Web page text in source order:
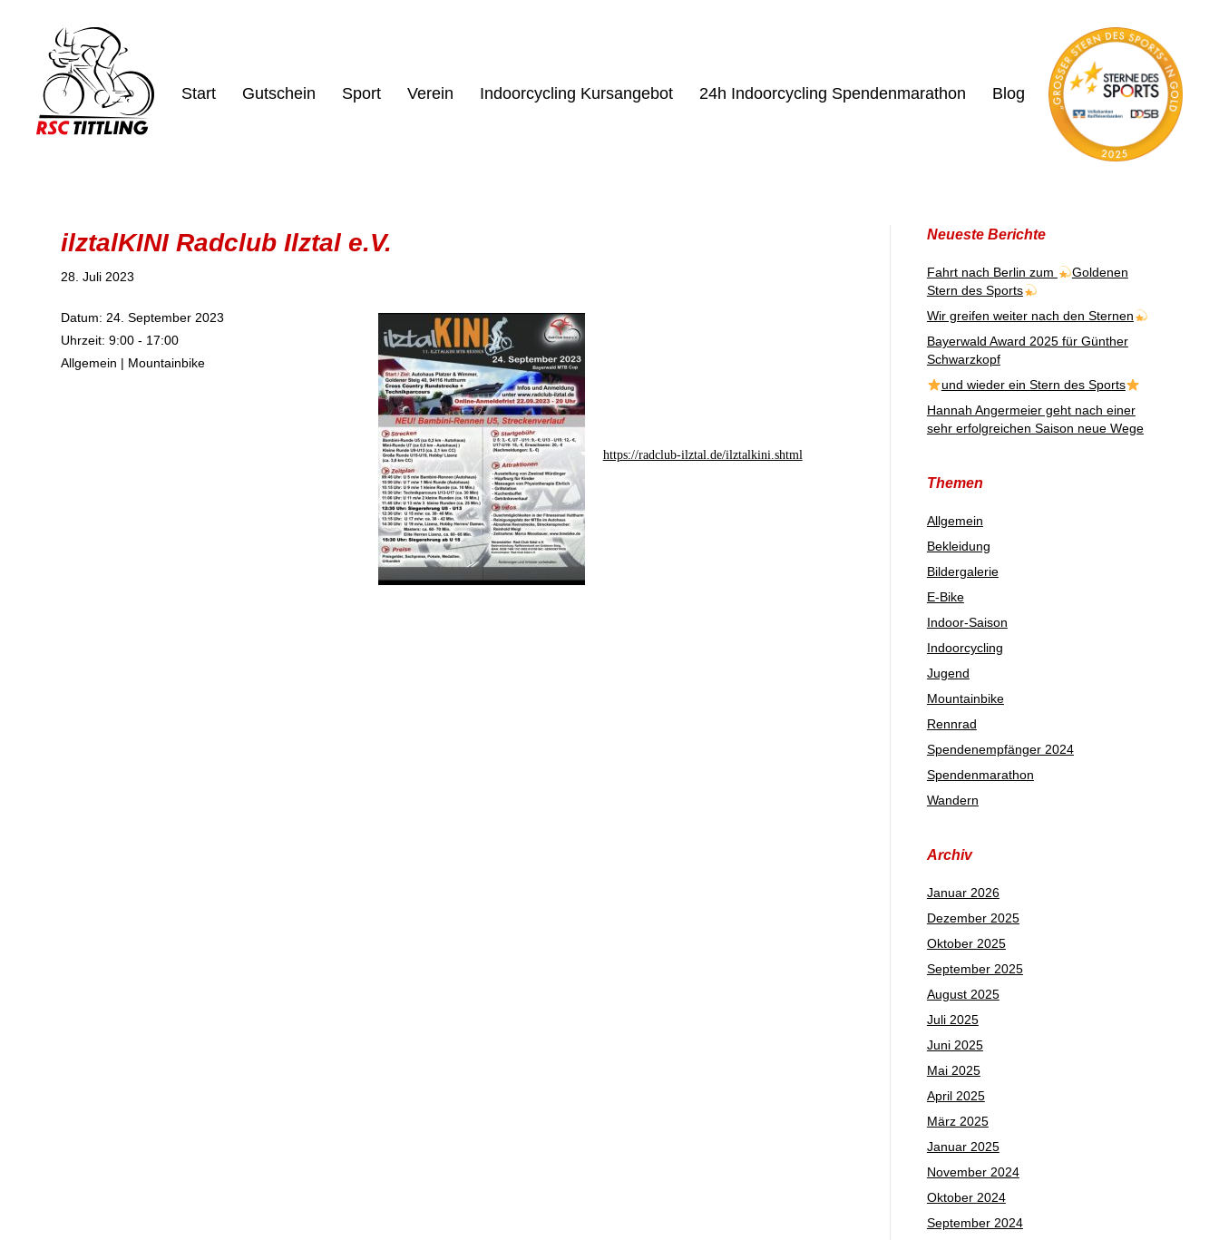
Start Gutschein Sport Verein Indoorcycling Kursangebot 24h Indoorcycling Spendenmarathon Blog
ilztalKINI Radclub Ilztal e.V.
28. Juli 2023
Datum:24. September 2023
Uhrzeit:9:00 - 17:00
Allgemein | Mountainbike
https://radclub-ilztal.de/ilztalkini.shtml
Neueste Berichte
Fahrt nach Berlin zum
Goldenen
Stern des Sports
Wir greifen weiter nach den Sternen
Bayerwald Award 2025 für Günther
Schwarzkopf
und wieder ein Stern des Sports
Hannah Angermeier geht nach einer
sehr erfolgreichen Saison neue Wege
Themen
Allgemein
Bekleidung
Bildergalerie
E-Bike
Indoor-Saison
Indoorcycling
Jugend
Mountainbike
Rennrad
Spendenempfänger 2024
Spendenmarathon
Wandern
Archiv
Januar 2026
Dezember 2025
Oktober 2025
September 2025
August 2025
Juli 2025
Juni 2025
Mai 2025
April 2025
März 2025
Januar 2025
November 2024
Oktober 2024
September 2024